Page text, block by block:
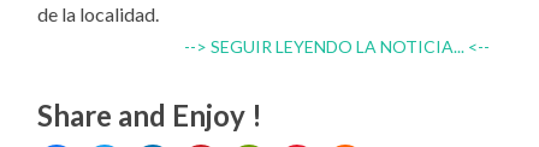
de la localidad.
--> SEGUIR LEYENDO LA NOTICIA... <--
Share and Enjoy !